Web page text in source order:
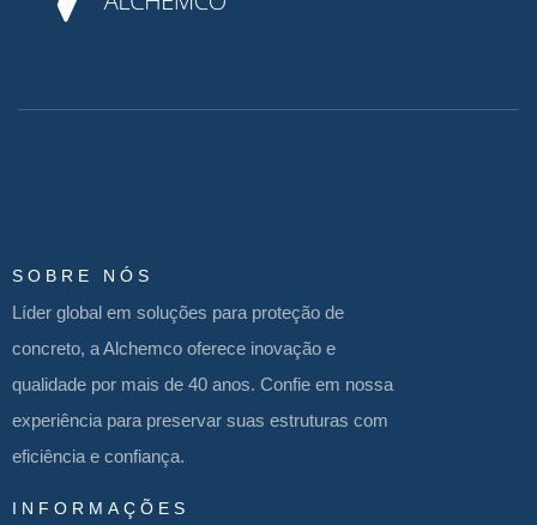
SOBRE NÓS
Líder global em soluções para proteção de
concreto, a Alchemco oferece inovação e
qualidade por mais de 40 anos. Confie em nossa
experiência para preservar suas estruturas com
eficiência e confiança.
INFORMAÇÕES